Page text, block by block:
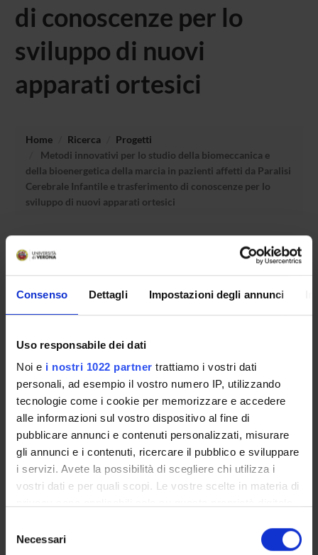
Consenso Dettagli Impostazioni degli annunci
Uso responsabile dei dati
Noi e i nostri 1022 partner trattiamo i vostri dati
personali, ad esempio il vostro numero IP, utilizzando
tecnologie come i cookie per memorizzare e accedere
alle informazioni sul vostro dispositivo al fine di
pubblicare annunci e contenuti personalizzati, misurare
gli annunci e i contenuti, ricercare il pubblico e sviluppare
i servizi. Avete la possibilità di scegliere chi utilizza i
vostri dati e per quali scopi. Le vostre scelte in materia di
modificare o revocare il proprio consenso in qualsiasi
delNecessari
di conoscenze per lo
sviluppo di nuovi
apparati ortesici
Home Ricerca
Progetti
Metodi innovativi per lo studio della biomeccanica e
della bioenergetica della marcia in pazienti affetti da Paralisi
Cerebrale Infantile e trasferimento di conoscenze per lo
sviluppo di nuovi apparati ortesici
1 gennaio 2008
12
SEZIONI
Scienze Motorie
ATTIVITÀ
GRUPPI DI RICERCA
SEZIONI